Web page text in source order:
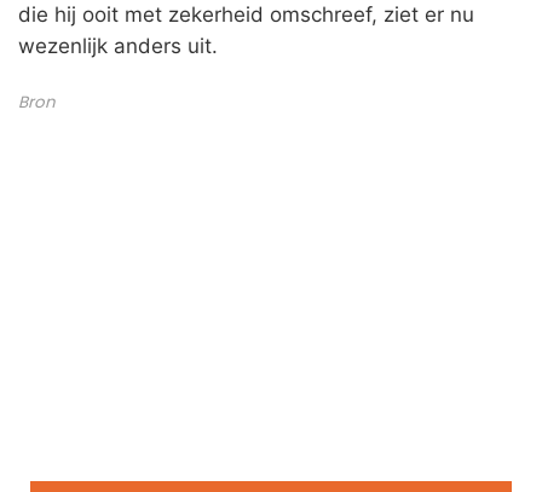
die hij ooit met zekerheid omschreef, ziet er nu
wezenlijk anders uit.
Bron